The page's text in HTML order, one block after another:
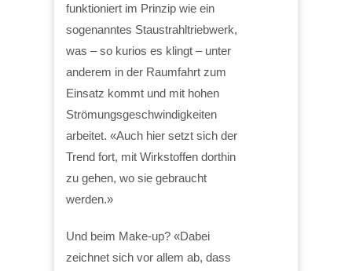
funktioniert im Prinzip wie ein
sogenanntes Staustrahltriebwerk,
was – so kurios es klingt – unter
anderem in der Raumfahrt zum
Einsatz kommt und mit hohen
Strömungsgeschwindigkeiten
arbeitet. «Auch hier setzt sich der
Trend fort, mit Wirkstoffen dorthin
zu gehen, wo sie gebraucht
werden.»
Und beim Make-up? «Dabei
zeichnet sich vor allem ab, dass